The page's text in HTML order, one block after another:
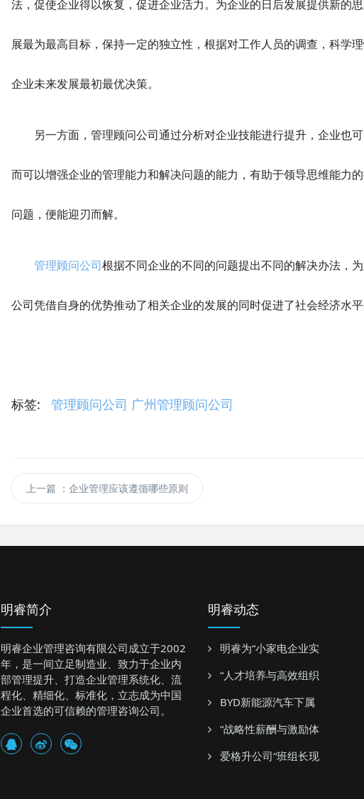
法，促使企业得以恢复，促进企业活力。为企业的日后发展提供新的
展最为最高目标，保持一定的独立性，根据对工作人员的调查，科学
企业未来发展最初最优决策。
另一方面，管理顾问公司通过分析对企业技能进行提升，企业也可
而可以增强企业的管理能力和解决问题的能力，有助于领导思维能力
问题，便能迎刃而解。
管理顾问公司 根据不同企业的不同的问题提出不同的解决办法，
公司凭借自身的优势推动了相关企业的发展的同时促进了社会经济水平
标签: 管理顾问公司 广州管理顾问公司
上一篇 ：企业管理应该遵循哪些原则
明睿简介
明睿企业管理咨询有限公司成立于2002
年，是一间立足制造业、致力于企业内
部管理提升、打造企业管理系统化、流
程化、精细化、标准化，立志成为中国
企业首选的可信赖的管理咨询公司。
明睿动态
明睿为“小家电企业实
“人才培养与高效组织
BYD新能源汽车下属
“战略性薪酬与激励体
爱格升公司“班组长现